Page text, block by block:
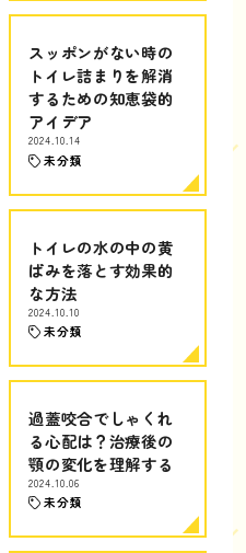
スッポンがない時の
トイレ詰まりを解消
するための知恵袋的
アイデア
2024.10.14
未分類
トイレの水の中の黄
ばみを落とす効果的
な方法
2024.10.10
未分類
過蓋咬合でしゃくれ
る心配は？治療後の
顎の変化を理解する
2024.10.06
未分類